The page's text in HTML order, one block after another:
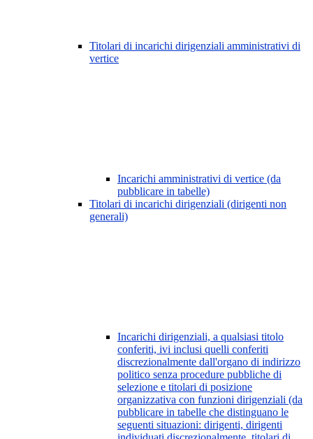
Titolari di incarichi dirigenziali amministrativi di
vertice
Incarichi amministrativi di vertice (da
pubblicare in tabelle)
Titolari di incarichi dirigenziali (dirigenti non
generali)
Incarichi dirigenziali, a qualsiasi titolo
conferiti, ivi inclusi quelli conferiti
discrezionalmente dall'organo di indirizzo
politico senza procedure pubbliche di
selezione e titolari di posizione
organizzativa con funzioni dirigenziali (da
pubblicare in tabelle che distinguano le
seguenti situazioni: dirigenti, dirigenti